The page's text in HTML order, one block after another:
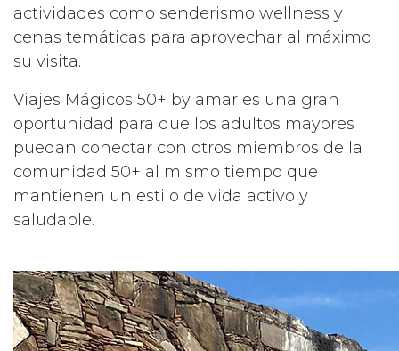
actividades como senderismo wellness y
cenas temáticas para aprovechar al máximo
su visita.
Viajes Mágicos 50+ by amar es una gran
oportunidad para que los adultos mayores
puedan conectar con otros miembros de la
comunidad 50+ al mismo tiempo que
mantienen un estilo de vida activo y
saludable.